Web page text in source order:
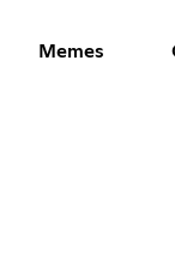
Memes